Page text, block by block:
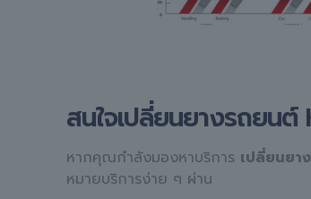
สนใจเปลี่ยนยางรถยนต์
หากคุณกำลังมองหาบริการ เปลี่ยนยา
หมายบริการง่าย ๆ ผ่าน